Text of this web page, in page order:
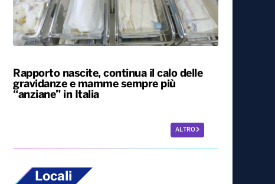
Rapporto nascite, continua il calo delle
gravidanze e mamme sempre più
“anziane” in Italia
ALTRO
Locali